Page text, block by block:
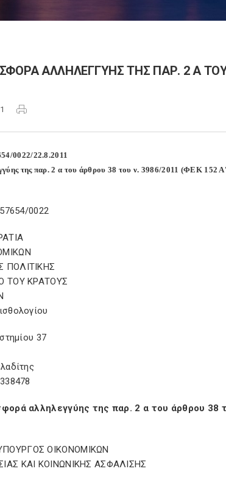
ΑΛΛΗΛΕΓΓΥΗΣ ΤΗΣ ΠΑΡ. 2 Α
0022/22.8.2011
της παρ. 2 α του άρθρου 38 του ν. 3986/2011 (ΦΕΚ 152
0022
ΠΟΛΙΤΙΚΗΣ
ΤΟΥ ΚΡΑΤΟΥΣ
37
αλληλεγγύης της παρ. 2 α του άρθρου 38
ΟΙΚΟΝΟΜΙΚΩΝ
ΚΑΙ ΚΟΙΝΩΝΙΚΗΣ ΑΣΦΑΛΙΣΗΣ